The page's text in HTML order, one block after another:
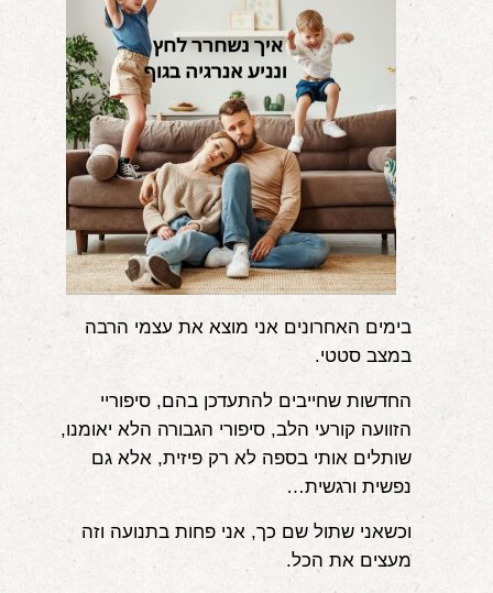
קשיים רגשיים, אתגרי התנהגות
בעיות/מחלות נוספות
שאלות ותשובות
הורים ממליצים
לימודי "שונישין"
במתנה!
052-6868768
בימים האחרונים אני מוצא את עצמי הרבה
במצב סטטי.
החדשות שחייבים להתעדכן בהם, סיפוריי
הזוועה קורעי הלב, סיפורי הגבורה הלא יאומנו,
שותלים אותי בספה לא רק פיזית, אלא גם
נפשית ורגשית…
וכשאני שתול שם כך, אני פחות בתנועה וזה
מעצים את הכל.